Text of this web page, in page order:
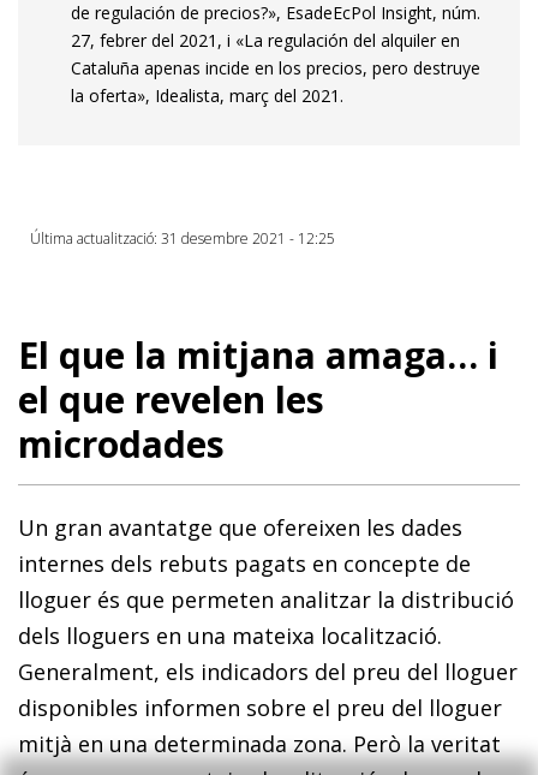
de regulación de precios?», EsadeEcPol Insight, núm.
27, febrer del 2021, i «La regulación del alquiler en
Cataluña apenas incide en los precios, pero destruye
la oferta», Idealista, març del 2021.
Última actualització: 31 desembre 2021 - 12:25
El que la mitjana amaga… i
el que revelen les
microdades
Un gran avantatge que ofereixen les dades
internes dels rebuts pagats en concepte de
lloguer és que permeten analitzar la distribució
dels lloguers en una mateixa localització.
Generalment, els indicadors del preu del lloguer
disponibles informen sobre el preu del lloguer
mitjà en una determinada zona. Però la veritat